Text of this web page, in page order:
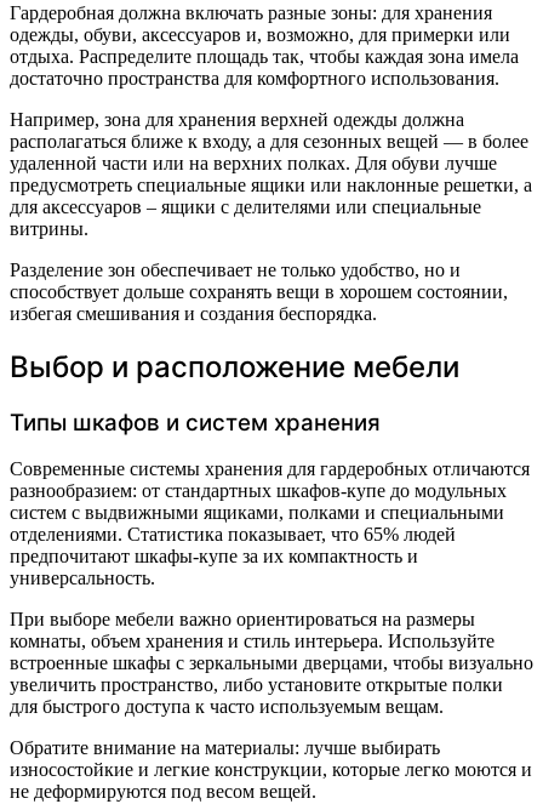
Гардеробная должна включать разные зоны: для хранения
одежды, обуви, аксессуаров и, возможно, для примерки или
отдыха. Распределите площадь так, чтобы каждая зона имела
достаточно пространства для комфортного использования.
Например, зона для хранения верхней одежды должна
располагаться ближе к входу, а для сезонных вещей — в более
удаленной части или на верхних полках. Для обуви лучше
предусмотреть специальные ящики или наклонные решетки, а
для аксессуаров – ящики с делителями или специальные
витрины.
Разделение зон обеспечивает не только удобство, но и
способствует дольше сохранять вещи в хорошем состоянии,
избегая смешивания и создания беспорядка.
Выбор и расположение мебели
Типы шкафов и систем хранения
Современные системы хранения для гардеробных отличаются
разнообразием: от стандартных шкафов-купе до модульных
систем с выдвижными ящиками, полками и специальными
отделениями. Статистика показывает, что 65% людей
предпочитают шкафы-купе за их компактность и
универсальность.
При выборе мебели важно ориентироваться на размеры
комнаты, объем хранения и стиль интерьера. Используйте
встроенные шкафы с зеркальными дверцами, чтобы визуально
увеличить пространство, либо установите открытые полки
для быстрого доступа к часто используемым вещам.
Обратите внимание на материалы: лучше выбирать
износостойкие и легкие конструкции, которые легко моются и
не деформируются под весом вещей.